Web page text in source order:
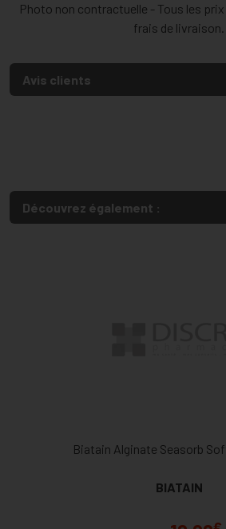
Photo non contractuelle - Tous les
frais de livraison.
Avis clients
Découvrez également :
Biatain Alginate Seasorb
BIATAIN